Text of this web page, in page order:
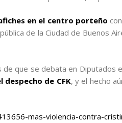
en el centro porteño
de la Ciudad de Buenos
que se debata en Diputados
de CFK, y el hecho
mas-violencia-contra-